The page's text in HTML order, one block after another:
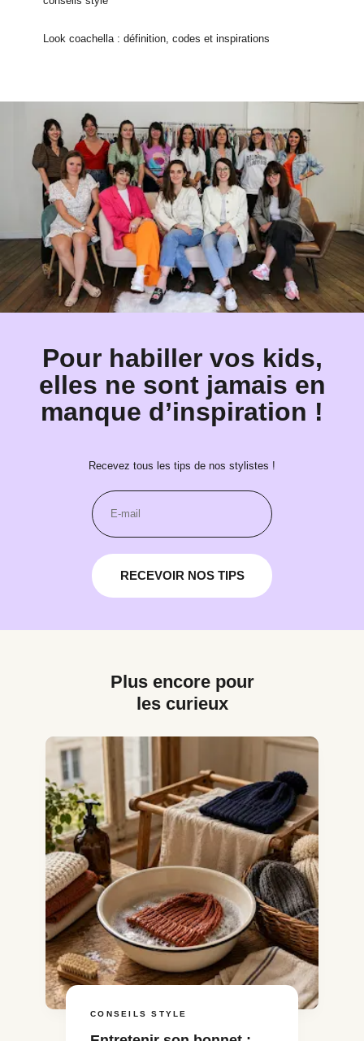
Look coachella : définition, codes et inspirations
Pour habiller vos kids,
elles ne sont jamais en
manque d’inspiration !
Recevez tous les tips de nos stylistes !
RECEVOIR NOS TIPS
Plus encore pour
les curieux
CONSEILS STYLE